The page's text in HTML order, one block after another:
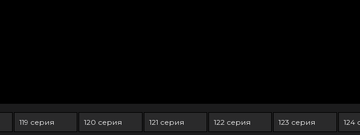
119 серия 120 серия 121 серия 122 серия 123 серия 124